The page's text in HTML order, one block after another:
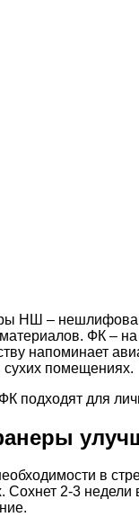
НШ –
ФК –
напоминает
сухих помещениях.
подходят для
в
Сохнет 2-3